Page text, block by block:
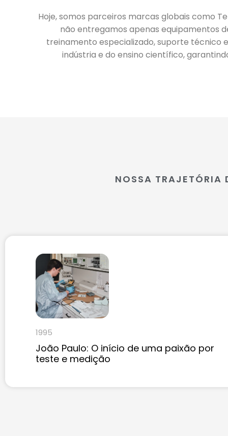
Hoje, somos parceiros marcas globais como
não entregamos apenas equipamentos
treinamento especializado, suporte técnico
indústria e do ensino científico,
NOSSA TRAJETÓRIA
1995
João Paulo: O início de uma paixão por
teste e medição